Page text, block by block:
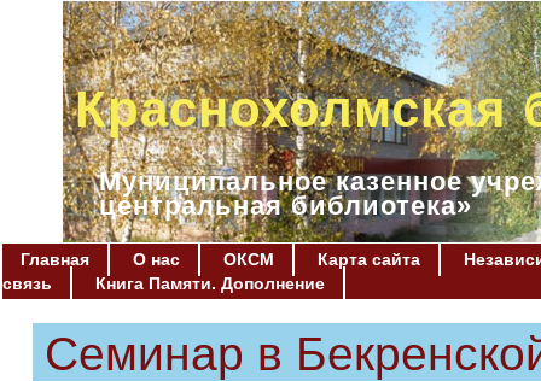
Краснохолмская
Муниципальное казенное
центральная библиотека»
Главная О нас ОКСМ Карта сайта
связь
Книга Памяти. Дополнение
Семинар в